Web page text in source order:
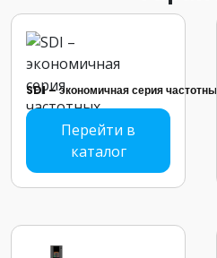
SDI – экономичная серия
Перейти в
каталог